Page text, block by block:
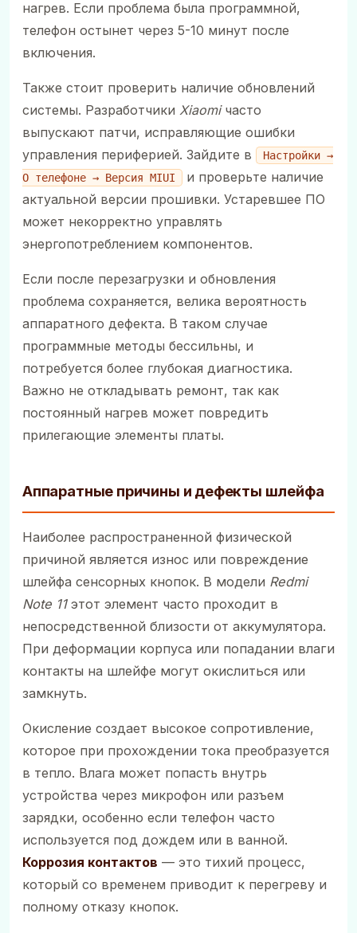
нагрев. Если проблема была программной,
телефон остынет через 5-10 минут после
включения.
Также стоит проверить наличие обновлений
системы. Разработчики Xiaomiчасто
выпускают патчи, исправляющие ошибки
управления периферией. Зайдите в
Настройки →
О телефоне → Версия MIUI
и проверьте наличие
актуальной версии прошивки. Устаревшее ПО
может некорректно управлять
энергопотреблением компонентов.
Если после перезагрузки и обновления
проблема сохраняется, велика вероятность
аппаратного дефекта. В таком случае
программные методы бессильны, и
потребуется более глубокая диагностика.
Важно не откладывать ремонт, так как
постоянный нагрев может повредить
прилегающие элементы платы.
Аппаратные причины и дефекты шлейфа
Наиболее распространенной физической
причиной является износ или повреждение
шлейфа сенсорных кнопок. В модели Redmi
Note 11этот элемент часто проходит в
непосредственной близости от аккумулятора.
При деформации корпуса или попадании влаги
контакты на шлейфе могут окислиться или
замкнуть.
Окисление создает высокое сопротивление,
которое при прохождении тока преобразуется
в тепло. Влага может попасть внутрь
устройства через микрофон или разъем
зарядки, особенно если телефон часто
используется под дождем или в ванной.
Коррозия контактов — это тихий процесс,
который со временем приводит к перегреву и
полному отказу кнопок.